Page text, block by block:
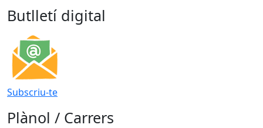
Butlletí digital
Subscriu-te
Plànol / Carrers